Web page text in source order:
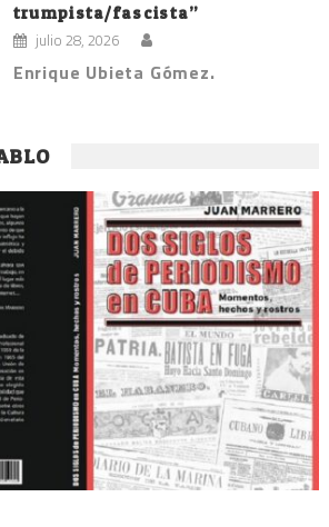
trumpista/fascista”
julio 28, 2026
Enrique Ubieta Gómez.